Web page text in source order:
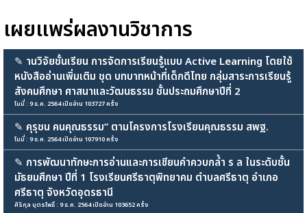
เผยแพร่ผลงานวิชาการ
✎ านวิจัยชั้นเรียน การจัดการเรียนรู้แบบ Active Learning โดยใช้
หนังสืออ่านเพิ่มเติม ชุด บทบาทหน้าที่เด็กดีไทย กลุ่มสาระการเรียนรู้
สังคมศึกษา ศาสนาและวัฒนธรรม ชั้นประถมศึกษาปีที่ 2
โมมี่ : 9 ธ.ค. 2564 เปิดอ่าน 103727 ครั้ง
✎ คุรุชน คนคุณธรรม” ตามโครงการโรงเรียนคุณธรรม สพฐ.
โมมี่ : 9 ธ.ค. 2564 เปิดอ่าน 107910 ครั้ง
✎ การพัฒนาทักษะการอ่านและการเขียนคำควบกล้ำ ร ล ในระดับชั้น
มัธยมศึกษา ปีที่ 1 โรงเรียนศรีธาตุพิทยาคม ตำบลศรีธาตุ อำเภอ
ศรีธาตุ จังหวัดอุดรธานี
ศิริกุล บุตรโพธิ์ : 9 ธ.ค. 2564 เปิดอ่าน 103652 ครั้ง